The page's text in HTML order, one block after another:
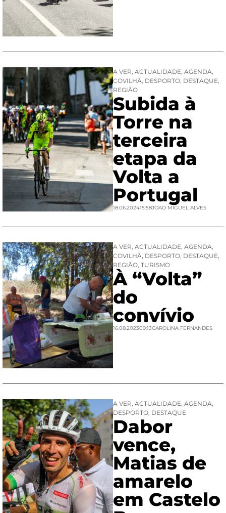
A VER, ACTUALIDADE, AGENDA,
COVILHÃ, DESPORTO, DESTAQUE,
REGIÃO
Subida à
Torre na
terceira
etapa da
Volta a
Portugal
18.06.202415:58JOAO MIGUEL ALVES
A VER, ACTUALIDADE, AGENDA,
COVILHÃ, DESPORTO, DESTAQUE,
REGIÃO, TURISMO
À “Volta”
do
convívio
16.08.202309:13CAROLINA FERNANDES
A VER, ACTUALIDADE, AGENDA,
DESPORTO, DESTAQUE
Dabor
vence,
Matias de
amarelo
em Castelo